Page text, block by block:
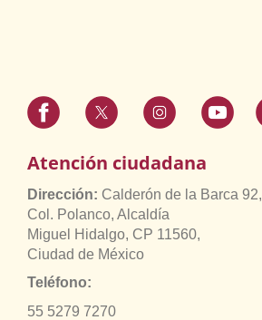
Atención ciudadana
Dirección: Calderón de la Barca 92,
Col. Polanco, Alcaldía
Miguel Hidalgo, CP 11560,
Ciudad de México
Teléfono:
55 5279 7270